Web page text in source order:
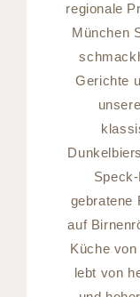
regionale
München
Gerichte
gebratene
auf
Küche
lebt von